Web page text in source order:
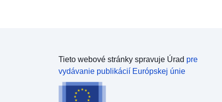
Tieto webové stránky spravuje Úrad pre
vydávanie publikácií Európskej únie